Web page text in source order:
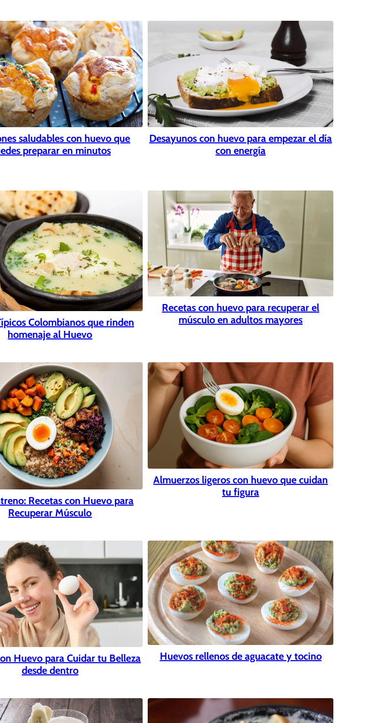
saludables con huevo que
preparar en minutos
Desayunos con huevo para empezar el día
con energía
Colombianos que rinden
homenaje al Huevo
Recetas con huevo para recuperar el
músculo en adultos mayores
Recetas con Huevo para
Recuperar Músculo
Almuerzos ligeros con huevo que cuidan
tu figura
Huevo para Cuidar tu Belleza
desde dentro
Huevos rellenos de aguacate y tocino